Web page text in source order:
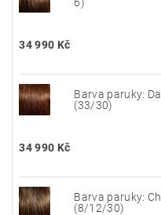
34 990 Kč
Barva paruky:
(33/30)
34 990 Kč
Barva paruky:
(8/12/30)